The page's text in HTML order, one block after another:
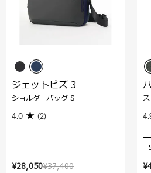
¥37,400
¥28,050
ジェットビズ 3
ショルダーバッグ S
4.0 (2)